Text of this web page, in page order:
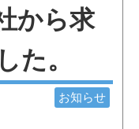
から求
た。
お知らせ